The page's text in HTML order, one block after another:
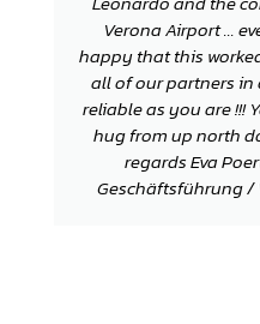
Verona Airport ...
happy that this
all of our partners in
reliable as you are !!!
hug from up north
regards Eva
Geschäftsführung